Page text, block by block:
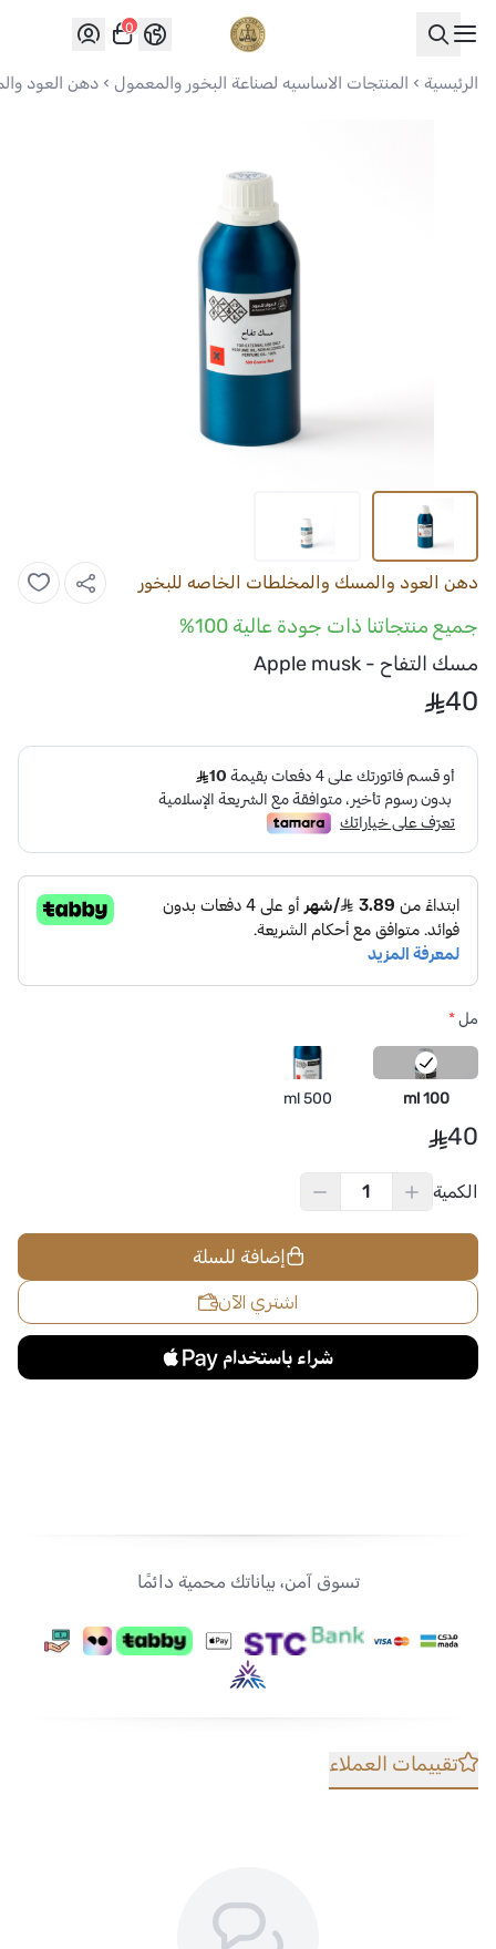
العواد للعود
0
الرئيسية المنتجات الاساسيه لصناعة البخور والمعمول دهن العود
دهن العود والمسك والمخلطات الخاصه للبخور
جميع منتجاتنا ذات جودة عالية 100%
مسك التفاح - Apple musk
40
مل*
100 ml
500 ml
40
الكمية
إضافة للسلة
اشتري الآن
تسوق آمن، بياناتك محمية دائمًا
تقييمات العملاء